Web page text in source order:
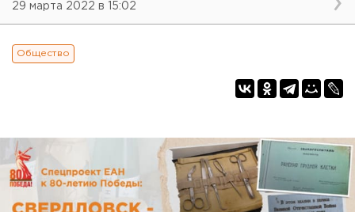
29 марта 2022 в 15:02
Общество